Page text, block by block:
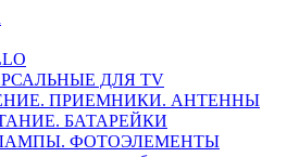
ДЛЯ TV
ПРИЕМНИКИ. АНТЕННЫ
БАТАРЕЙКИ
ФОТОЭЛЕМЕНТЫ